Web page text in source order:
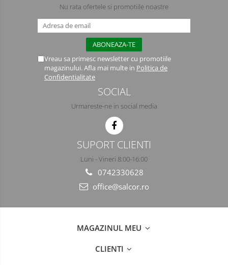
Nu rata ofertele si promotiile noastre
Vreau sa primesc newsletter cu promotiile
magazinului. Afla mai multe in Politica de
Confidentialitate
SOCIAL
Urmareste-ne in social media
SUPORT CLIENTI
Luni - Vineri 8:00-16:00
0742330628
office@salcor.ro
MAGAZINUL MEU
CLIENTI